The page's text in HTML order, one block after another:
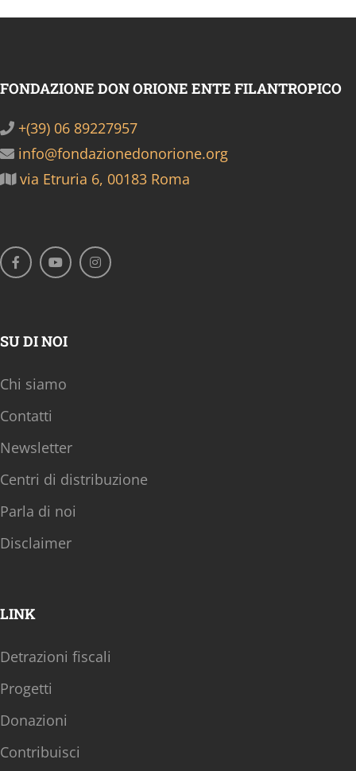
FONDAZIONE DON ORIONE ENTE FILANTROPICO
+(39) 06 89227957
info@fondazionedonorione.org
via Etruria 6, 00183 Roma
SU DI NOI
Chi siamo
Contatti
Newsletter
Centri di distribuzione
Parla di noi
Disclaimer
LINK
Detrazioni fiscali
Progetti
Donazioni
Contribuisci